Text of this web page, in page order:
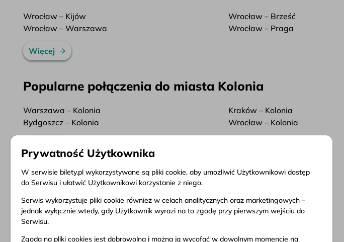
Wrocław – Kijów Wrocław – Brześć
Wrocław – Warszawa
Wrocław – Praga
Więcej
Popularne połączenia do miasta Kolonia
Warszawa – Kolonia Kraków – Kolonia
Bydgoszcz – Kolonia
Wrocław – Kolonia
Informacje
O firmie
Aktualności
Obsługa klienta
Zwrot biletu
Dokumenty
Warunki przewozu
Prywatność Użytkownika
W serwisie bilety.pl wykorzystywane są pliki cookie, aby umożliwić Użytkownikowi dostęp
do Serwisu i ułatwić Użytkownikowi korzystanie z niego.
Serwis wykorzystuje pliki cookie również w celach analitycznych oraz marketingowych –
jednak wyłącznie wtedy, gdy Użytkownik wyrazi na to zgodę przy pierwszym wejściu do
Serwisu.
Zgoda na pliki cookies jest dobrowolna i można ją wycofać w dowolnym momencie na